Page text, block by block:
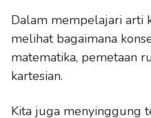
Dalam mempelajari arti
melihat bagaimana
matematika, pemetaan
kartesian.
Kita juga menyinggung